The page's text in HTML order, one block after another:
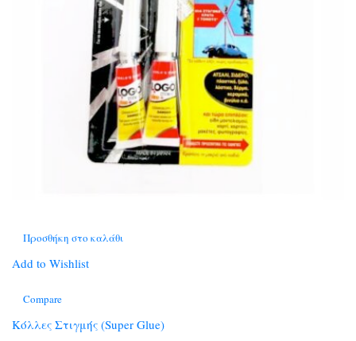
Προσθήκη στο καλάθι
Add to Wishlist
Compare
Κόλλες Στιγμής (Super Glue)